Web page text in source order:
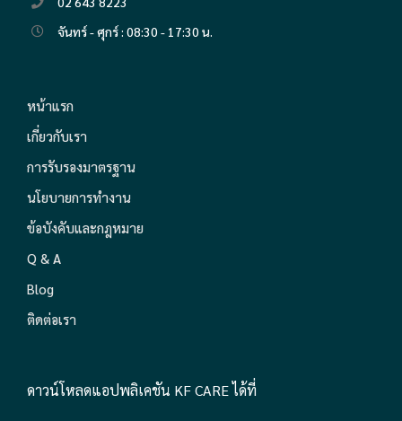
จันทร์ - ศุกร์ : 08:30 - 17:30 น.
หน้าแรก
เกี่ยวกับเรา
การรับรองมาตรฐาน
นโยบายการทำงาน
ข้อบังคับและกฎหมาย
Q & A
Blog
ติดต่อเรา
ดาวน์โหลดแอปพลิเคชัน KF CARE ได้ที่